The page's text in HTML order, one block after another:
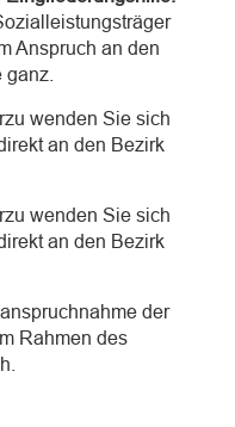
Anspruch an den
wenden Sie sich
an den Bezirk
wenden Sie sich
an den Bezirk
der
Rahmen des